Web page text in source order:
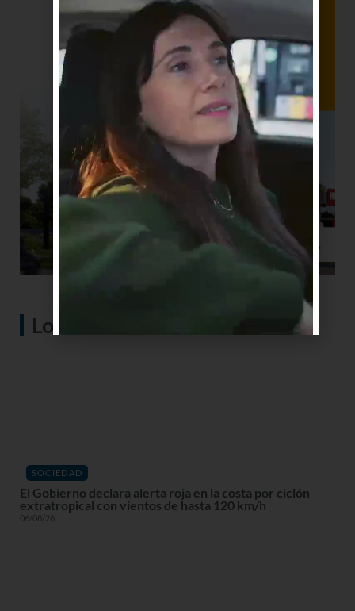
Lo más visto
SOCIEDAD
El Gobierno declara alerta roja en la costa por ciclón
extratropical con vientos de hasta 120 km/h
06/08/26